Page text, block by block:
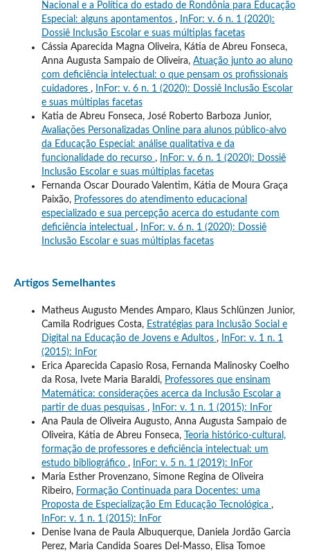
Nacional e a Política do estado de Rondônia para Educação
Especial: alguns apontamentos ,
InFor: v. 6 n. 1 (2020):
Dossiê Inclusão Escolar e suas múltiplas facetas
Cássia Aparecida Magna Oliveira, Kátia de Abreu Fonseca,
Anna Augusta Sampaio de Oliveira, Atuação junto ao aluno
com deficiência intelectual: o que pensam os profissionais
cuidadores ,
InFor: v. 6 n. 1 (2020): Dossiê Inclusão Escolar
e suas múltiplas facetas
Katia de Abreu Fonseca, José Roberto Barboza Junior,
Avaliações Personalizadas Online para alunos público-alvo
da Educação Especial: análise qualitativa e da
funcionalidade do recurso ,
InFor: v. 6 n. 1 (2020): Dossiê
Inclusão Escolar e suas múltiplas facetas
Fernanda Oscar Dourado Valentim, Kátia de Moura Graça
Paixão, Professores do atendimento educacional
especializado e sua percepção acerca do estudante com
deficiência intelectual ,
InFor: v. 6 n. 1 (2020): Dossiê
Inclusão Escolar e suas múltiplas facetas
Artigos Semelhantes
Matheus Augusto Mendes Amparo, Klaus Schlünzen Junior,
Camila Rodrigues Costa, Estratégias para Inclusão Social e
Digital na Educação de Jovens e Adultos ,
InFor: v. 1 n. 1
(2015): InFor
Erica Aparecida Capasio Rosa, Fernanda Malinosky Coelho
da Rosa, Ivete Maria Baraldi, Professores que ensinam
Matemática: considerações acerca da Inclusão Escolar a
partir de duas pesquisas ,
InFor: v. 1 n. 1 (2015): InFor
Ana Paula de Oliveira Augusto, Anna Augusta Sampaio de
Oliveira, Kátia de Abreu Fonseca,
Teoria histórico-cultural,
formação de professores e deficiência intelectual: um
estudo bibliográfico ,
InFor: v. 5 n. 1 (2019): InFor
Maria Esther Provenzano, Simone Regina de Oliveira
Ribeiro, Formação Continuada para Docentes: uma
Proposta de Especialização Em Educação Tecnológica ,
InFor: v. 1 n. 1 (2015): InFor
Denise Ivana de Paula Albuquerque, Daniela Jordão Garcia
Perez, Maria Candida Soares Del-Masso, Elisa Tomoe